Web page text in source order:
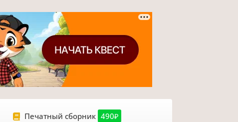
Печатный сборник 490₽